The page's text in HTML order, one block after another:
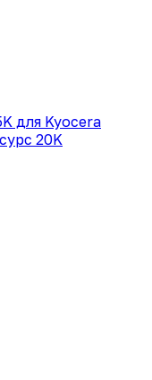
для Kyocera
20K